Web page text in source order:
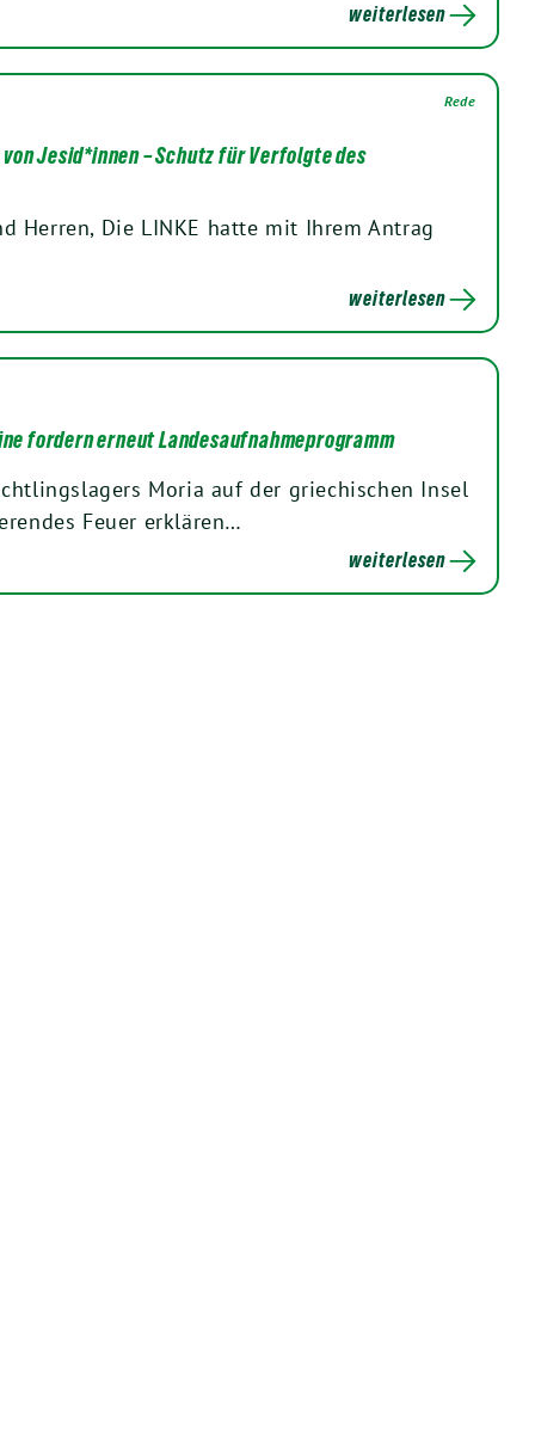
weiterlesen
Rede
Jesid*innen – Schutz für Verfolgte des
Herren, Die LINKE hatte mit Ihrem Antrag
weiterlesen
fordern erneut Landesaufnahmeprogramm
Moria auf der griechischen Insel
Feuer erklären…
weiterlesen